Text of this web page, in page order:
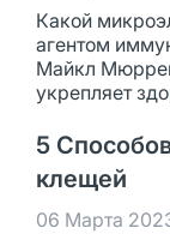
Какой
агентом
Майкл
укрепляет
5
клещей
06 Марта